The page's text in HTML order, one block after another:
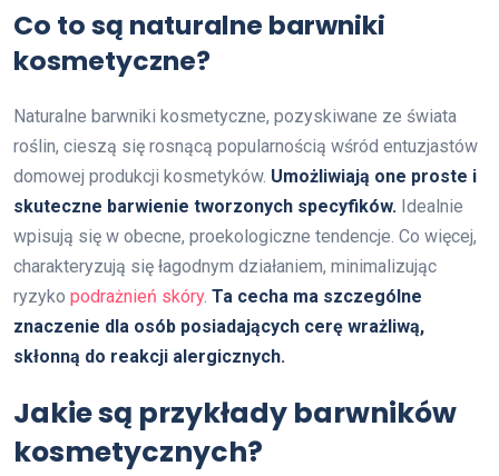
Co to są naturalne barwniki
kosmetyczne?
Naturalne barwniki kosmetyczne, pozyskiwane ze świata
roślin, cieszą się rosnącą popularnością wśród entuzjastów
domowej produkcji kosmetyków. Umożliwiają one proste i
skuteczne barwienie tworzonych specyfików. Idealnie
wpisują się w obecne, proekologiczne tendencje. Co więcej,
charakteryzują się łagodnym działaniem, minimalizując
ryzyko podrażnień skóry. Ta cecha ma szczególne
znaczenie dla osób posiadających cerę wrażliwą,
skłonną do reakcji alergicznych.
Jakie są przykłady barwników
kosmetycznych?